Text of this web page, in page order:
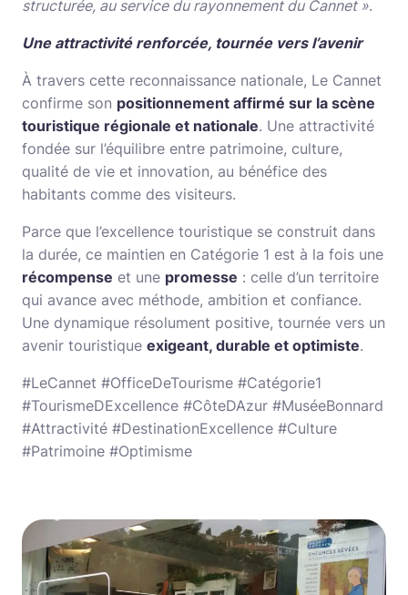
structurée, au service du rayonnement du Cannet ».
Une attractivité renforcée, tournée vers l’avenir
À travers cette reconnaissance nationale, Le Cannet
confirme son positionnement affirmé sur la scène
touristique régionale et nationale. Une attractivité
fondée sur l’équilibre entre patrimoine, culture,
qualité de vie et innovation, au bénéfice des
habitants comme des visiteurs.
Parce que l’excellence touristique se construit dans
la durée, ce maintien en Catégorie 1 est à la fois une
récompense et une promesse : celle d’un territoire
qui avance avec méthode, ambition et confiance.
Une dynamique résolument positive, tournée vers un
avenir touristique exigeant, durable et optimiste.
#LeCannet #OfficeDeTourisme #Catégorie1
#TourismeDExcellence #CôteDAzur #MuséeBonnard
#Attractivité #DestinationExcellence #Culture
#Patrimoine #Optimisme